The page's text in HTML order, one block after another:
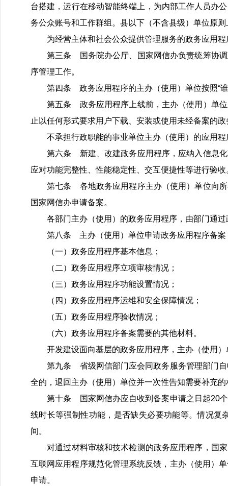
台搭建，运行在移动智能终端上，为内部工作人员办
务公众账号和工作群组。县以下（不含县级）单位原
为经营主体和社会公众提供管理服务的政务应用程
第三条 国务院办公厅、国家网信办负责统筹协调
序管理工作。
第四条 政务应用程序的主办（使用）单位按照“谁
第五条 政务应用程序上线前，主办（使用）单位
止以任何形式要求用户下载、安装或使用未经备案的
不承担行政职能的事业单位主办（使用）的应用程
第六条 新建、改建政务应用程序，应纳入信息化
应对功能完整性、性能稳定性、交互便捷性等进行验收
第七条 各地政务应用程序主办（使用）单位向所
国家网信办申请备案。
各部门主办（使用）的政务应用程序，由部门通过
第八条 主办（使用）单位申请政务应用程序备案
（一）政务应用程序基本信息；
（二）政务应用程序立项审核情况；
（三）政务应用程序功能设置情况；
（四）政务应用程序运维和安全保障情况；
（五）政务应用程序验收情况；
（六）政务应用程序备案需要的其他材料。
开发建设面向基层的政务应用程序，主办（使用）
第九条 省级网信部门应会同政务服务管理部门自
全的，退回主办（使用）单位并一次性告知需要补充的
第十条 国家网信办应自收到备案申请之日起20个
线时长等强制性功能，是否缺失必要功能等。情况
间。
对通过材料审核和技术检测的政务应用程序，国家
互联网应用程序规范化管理系统反馈，主办（使用）
申请。